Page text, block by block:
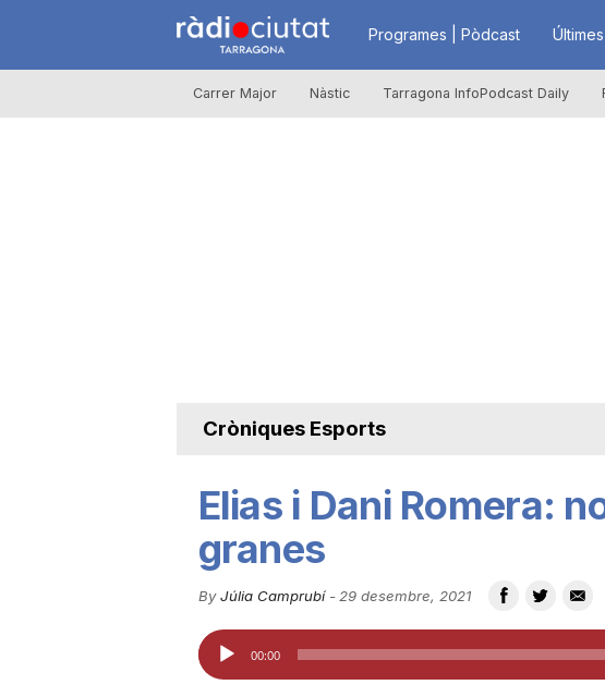
R
à
u
a
Programes | Pòdcast
Carrer Major Nàstic Tarragona InfoPodcast Daily
Cròniques Esports
Elias i Dani Romera:
granes
By Júlia Camprubí- 29 desembre, 2021
Reproductor
d'àudio
00:00